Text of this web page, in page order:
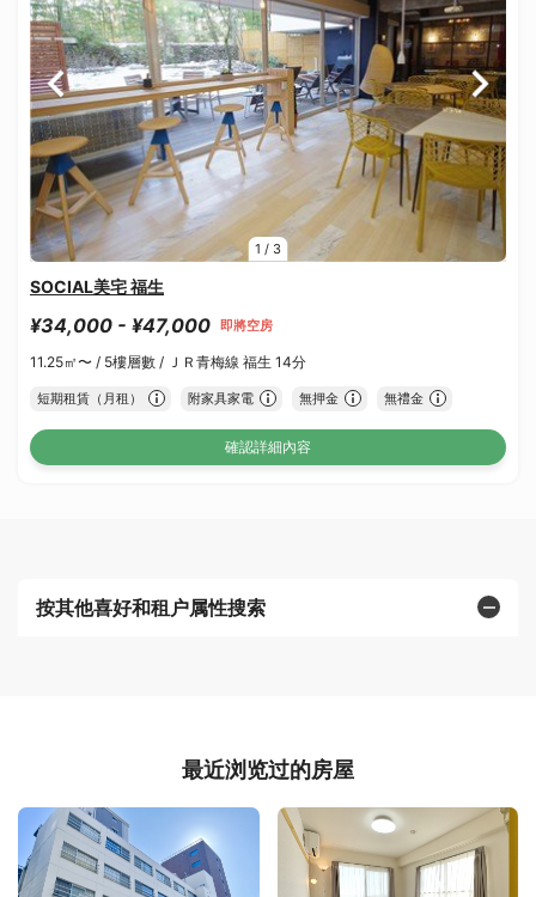
1 / 3
SOCIAL美宅 福生
¥34,000 - ¥47,000 即將空房
11.25㎡〜 / 5樓層數 / ＪＲ青梅線 福生 14分
短期租賃（月租） 附家具家電 無押金 無禮金
確認詳細內容
按其他喜好和租户属性搜索
最近浏览过的房屋